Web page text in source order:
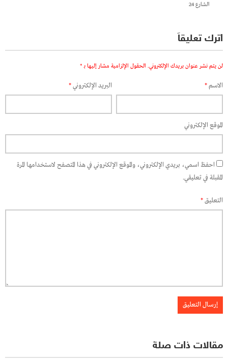
الشارع 24
اترك تعليقاً
لن يتم نشر عنوان بريدك الإلكتروني. الحقول الإلزامية مشار إليها بـ *
الاسم* البريد الإلكتروني*
الموقع الإلكتروني
احفظ اسمي، بريدي الإلكتروني، والموقع الإلكتروني في هذا المتصفح لاستخدامها المرة
المقبلة في تعليقي.
التعليق*
مقالات ذات صلة